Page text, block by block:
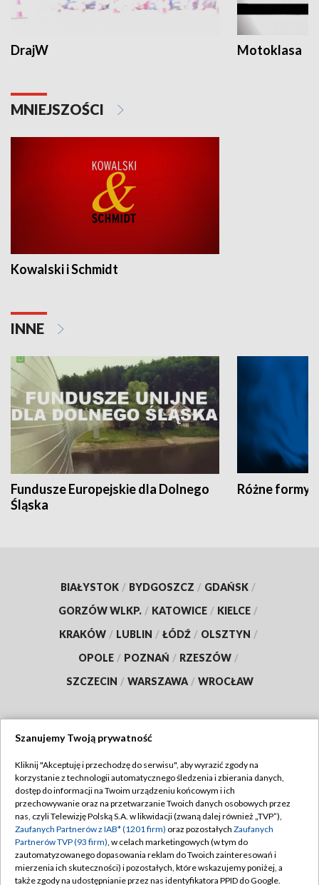
DrajW Motoklasa
MNIEJSZOŚCI
Kowalski i Schmidt
INNE
Fundusze Europejskie dla Dolnego
Śląska
Różne formy
BIAŁYSTOK / BYDGOSZCZ / GDAŃSK /
GORZÓW WLKP. / KATOWICE / KIELCE /
KRAKÓW / LUBLIN / ŁÓDŹ / OLSZTYN /
OPOLE / POZNAŃ / RZESZÓW /
SZCZECIN / WARSZAWA / WROCŁAW
TVP
Abonament TVP
Emisja w TVP
Centrum informacji TVP
Naziemna Telewizja Cyfrowa
Regulamin TVP
Polityka prywatności
Moje zgody
Pomoc
Szanujemy Twoją prywatność
Kliknij "Akceptuję i przechodzę do serwisu", aby wyrazić zgody na
korzystanie z technologii automatycznego śledzenia i zbierania danych,
dostęp do informacji na Twoim urządzeniu końcowym i ich
przechowywanie oraz na przetwarzanie Twoich danych osobowych przez
nas, czyli Telewizję Polską S.A. w likwidacji (zwaną dalej również „TVP”),
Zaufanych Partnerów z IAB* (1201 firm) oraz pozostałych Zaufanych
Partnerów TVP (93 firm), w celach marketingowych (w tym do
zautomatyzowanego dopasowania reklam do Twoich zainteresowań i
mierzenia ich skuteczności) i pozostałych, które wskazujemy poniżej, a
także zgody na udostępnianie przez nas identyfikatora PPID do Google.